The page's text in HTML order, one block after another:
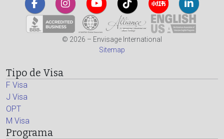
© 2026 – Envisage International
Sitemap
Tipo de Visa
F Visa
J Visa
OPT
M Visa
Programa